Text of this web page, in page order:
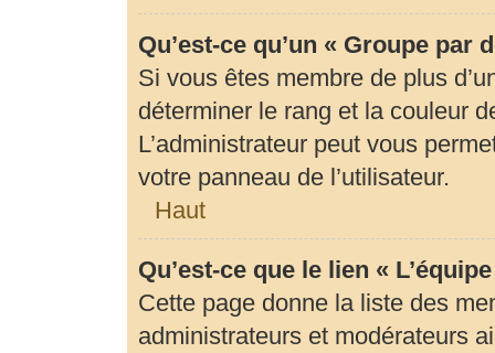
Qu’est-ce qu’un « Groupe par
Si vous êtes membre de plus
déterminer le rang et la couleur
L’administrateur peut vous
votre panneau de l’utilisateur.
Haut
Qu’est-ce que le lien «
Cette page donne la liste des
administrateurs et modérateurs